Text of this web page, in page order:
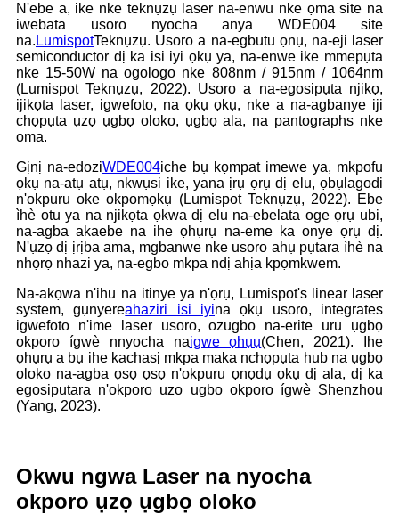
N'ebe a, ike nke teknụzụ laser na-enwu nke ọma site na
iwebata usoro nyocha anya WDE004 site
na. LumispotTeknụzụ. Usoro a na-egbutu ọnụ, na-eji laser
semiconductor dị ka isi iyi ọkụ ya, na-enwe ike mmepụta
nke 15-50W na ogologo nke 808nm / 915nm / 1064nm
(Lumispot Teknụzụ, 2022). Usoro a na-egosipụta njikọ,
ijikọta laser, igwefoto, na ọkụ ọkụ, nke a na-agbanye iji
chọpụta ụzọ ụgbọ oloko, ụgbọ ala, na pantographs nke
ọma.
Gịnị na-edoziWDE004iche bụ kọmpat imewe ya, mkpofu
ọkụ na-atụ atụ, nkwụsi ike, yana ịrụ ọrụ dị elu, ọbụlagodi
n'okpuru oke okpomọkụ (Lumispot Teknụzụ, 2022). Ebe
ìhè otu ya na njikọta ọkwa dị elu na-ebelata oge ọrụ ubi,
na-agba akaebe na ihe ọhụrụ na-eme ka onye ọrụ dị.
N'ụzọ dị ịrịba ama, mgbanwe nke usoro ahụ pụtara ìhè na
nhọrọ nhazi ya, na-egbo mkpa ndị ahịa kpọmkwem.
Na-akọwa n'ihu na itinye ya n'ọrụ, Lumispot's linear laser
system, gụnyereahaziri isi iyina ọkụ usoro, integrates
igwefoto n'ime laser usoro, ozugbo na-erite uru ụgbọ
okporo ígwè nnyocha naigwe ọhụụ(Chen, 2021). Ihe
ọhụrụ a bụ ihe kachasị mkpa maka nchọpụta hub na ụgbọ
oloko na-agba ọsọ ọsọ n'okpuru ọnọdụ ọkụ dị ala, dị ka
egosipụtara n'okporo ụzọ ụgbọ okporo ígwè Shenzhou
(Yang, 2023).
Okwu ngwa Laser na nyocha
okporo ụzọ ụgbọ oloko